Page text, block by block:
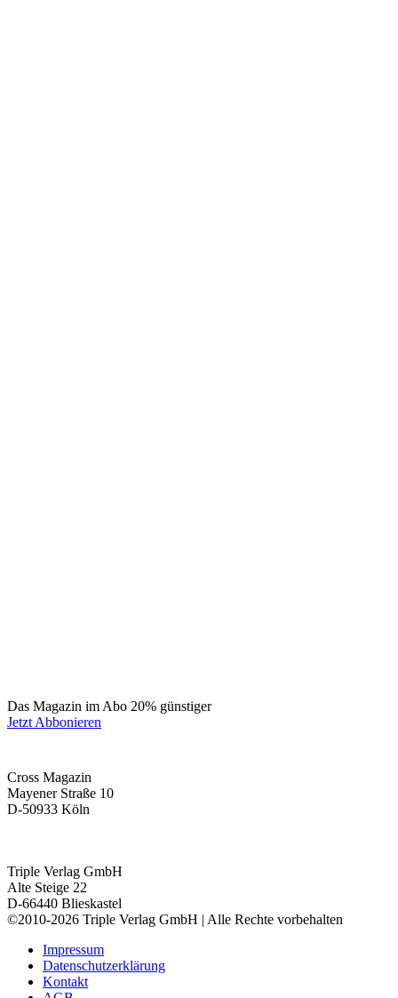
Das Magazin im Abo 20% günstiger
Jetzt Abbonieren
Cross Magazin
Mayener Straße 10
D-50933 Köln
Triple Verlag GmbH
Alte Steige 22
D-66440 Blieskastel
©2010-2026 Triple Verlag GmbH | Alle Rechte vorbehalten
Impressum
Datenschutzerklärung
Kontakt